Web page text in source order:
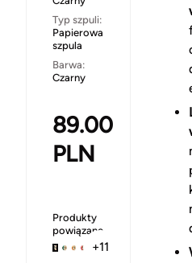
Typ szpuli:
Papierowa
szpula
Barwa:
Czarny
89.00
PLN
Produkty
powiązane
+11